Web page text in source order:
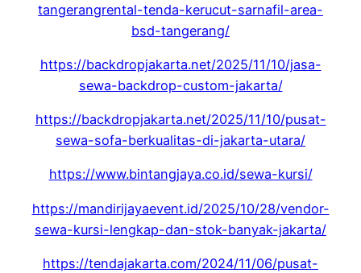
tangerangrental-tenda-kerucut-sarnafil-area-
bsd-tangerang/
https://backdropjakarta.net/2025/11/10/jasa-
sewa-backdrop-custom-jakarta/
https://backdropjakarta.net/2025/11/10/pusat-
sewa-sofa-berkualitas-di-jakarta-utara/
https://www.bintangjaya.co.id/sewa-kursi/
https://mandirijayaevent.id/2025/10/28/vendor-
sewa-kursi-lengkap-dan-stok-banyak-jakarta/
https://tendajakarta.com/2024/11/06/pusat-